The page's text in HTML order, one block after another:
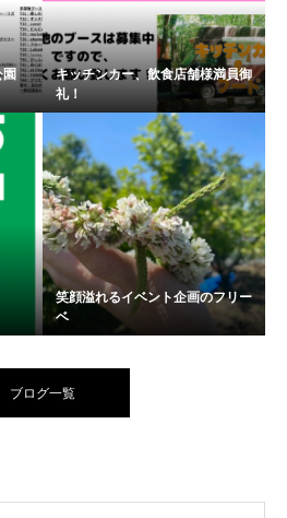
園
キッチンカー、飲食店舗様満員御
礼！
笑顔溢れるイベント企画のフリー
ベ
ブログ一覧